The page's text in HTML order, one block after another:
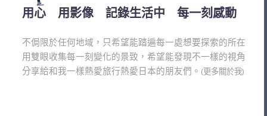
用心 用影像 記錄生活中 每一刻感動
不侷限於任何地域，只希望能踏遍每一處想要探索的所在
用雙眼收集每一刻變化的景致，希望能發現不一樣的視角
分享給和我一樣熱愛旅行熱愛日本的朋友們。 (更多關於我)